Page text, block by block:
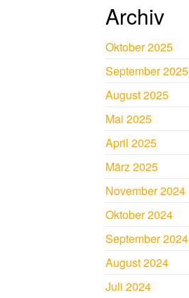
Archiv
Oktober 2025
September 2025
August 2025
Mai 2025
April 2025
März 2025
November 2024
Oktober 2024
September 2024
August 2024
Juli 2024